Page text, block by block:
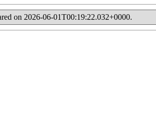
on 2026-06-01T00:19:22.032+0000.